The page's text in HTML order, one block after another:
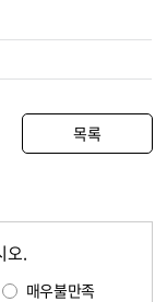
목록
오.
매우불만족